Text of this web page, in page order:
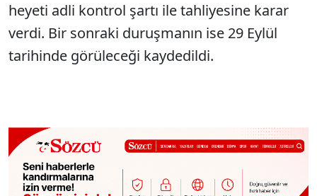
heyeti adli kontrol şartı ile tahliyesine karar
verdi. Bir sonraki duruşmanın ise 29 Eylül
tarihinde görüleceği kaydedildi.